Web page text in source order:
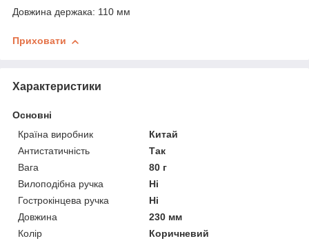
Довжина держака: 110 мм
Приховати
Характеристики
Основні
Країна виробник
Китай
Антистатичність
Так
Вага
80 г
Вилоподібна ручка
Ні
Гострокінцева ручка
Ні
Довжина
230 мм
Колір
Коричневий